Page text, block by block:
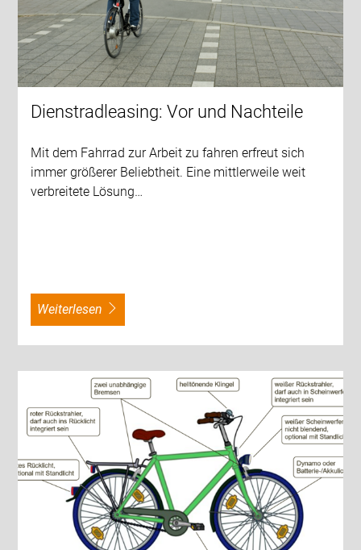
Dienstradleasing: Vor­ und Nachteile
Mit dem Fahrrad zur Arbeit zu fahren erfreut sich
immer größerer Beliebtheit. Eine mittlerweile weit
verbreitete Lösung…
weiterlesen